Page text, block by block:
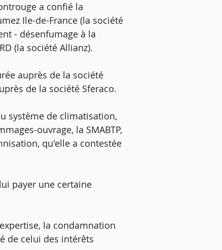
a confié la
Ile-de-France (la société
- désenfumage à la
(la société Allianz).
auprès de la société
de la société Sferaco.
système de climatisation,
ouvrage, la SMABTP,
qu'elle a contestée
payer une certaine
la condamnation
de celui des intérêts